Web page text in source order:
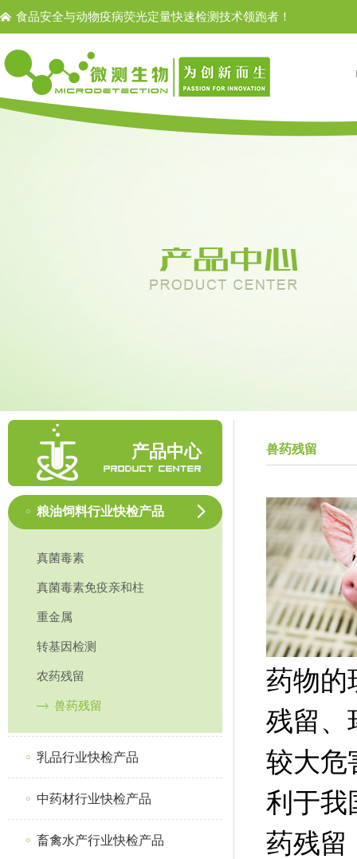
食品安全与动物疫病荧光定量快速检测技术领跑者！
产品中心
粮油饲料行业快检产品
真菌毒素
真菌毒素免疫亲和柱
重金属
转基因检测
农药残留
兽药残留
乳品行业快检产品
中药材行业快检产品
畜禽水产行业快检产品
兽药残留
药物的
残留、
较大危
利于我
药残留